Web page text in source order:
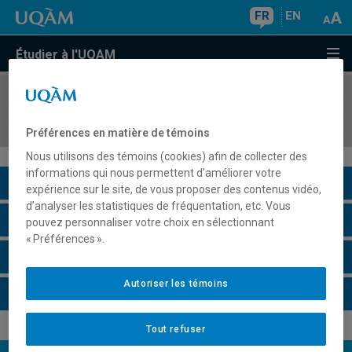
FR EN
Étudier à l'UQAM
COURS//
Description du cours
Horaire - Été 2026
Préférences en matière de témoins
Nous utilisons des témoins (cookies) afin de collecter des
informations qui nous permettent d’améliorer votre
expérience sur le site, de vous proposer des contenus vidéo,
d’analyser les statistiques de fréquentation, etc. Vous
pouvez personnaliser votre choix en sélectionnant
« Préférences ».
Tout refuser
Autoriser les témoins